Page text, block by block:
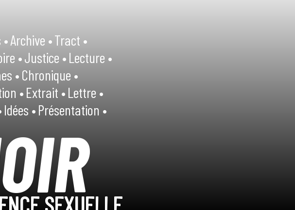
Archive •Tract •
•Justice •Lecture •
•Chronique •
•Extrait •Lettre •
Idées •Présentation •